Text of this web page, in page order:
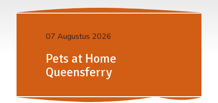
07 Augustus 2026
Pets at Home
Queensferry